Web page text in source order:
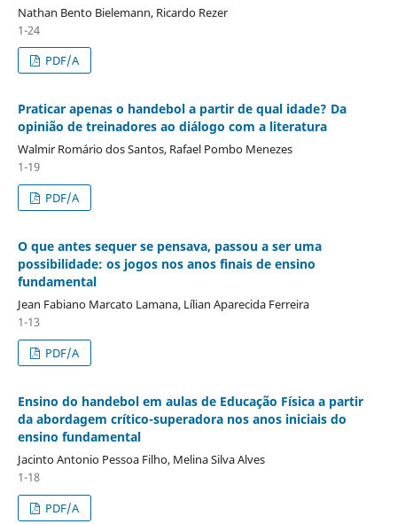
Nathan Bento Bielemann, Ricardo Rezer
1-24
PDF/A
Praticar apenas o handebol a partir de qual idade? Da
opinião de treinadores ao diálogo com a literatura
Walmir Romário dos Santos, Rafael Pombo Menezes
1-19
PDF/A
O que antes sequer se pensava, passou a ser uma
possibilidade: os jogos nos anos finais de ensino
fundamental
Jean Fabiano Marcato Lamana, Lílian Aparecida Ferreira
1-13
PDF/A
Ensino do handebol em aulas de Educação Física a partir
da abordagem crítico-superadora nos anos iniciais do
ensino fundamental
Jacinto Antonio Pessoa Filho, Melina Silva Alves
1-18
PDF/A